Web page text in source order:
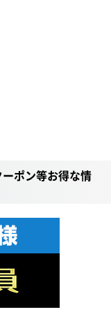
ポン等お得な情